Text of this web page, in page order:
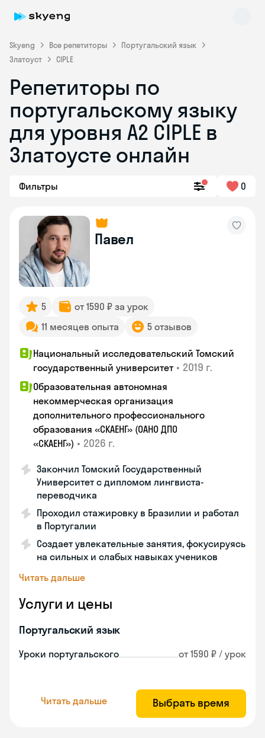
Skyeng Все репетиторы
Португальский язык
Златоуст
CIPLE
Репетиторы по
португальскому языку
для уровня A2 CIPLE в
Златоусте онлайн
Фильтры 0
Павел
5
от 1590 ₽ за урок
11 месяцев опыта
5 отзывов
Национальный исследовательский Томский
государственный университет • 2019 г.
Образовательная автономная
некоммерческая организация
дополнительного профессионального
образования «СКАЕНГ» (ОАНО ДПО
«СКАЕНГ») • 2026 г.
Закончил Томский Государственный
Университет с дипломом лингвиста-
переводчика
Проходил стажировку в Бразилии и работал
в Португалии
Создает увлекательные занятия, фокусируясь
на сильных и слабых навыках учеников
Читать дальше
Услуги и цены
Португальский язык
Уроки португальского от 1590 ₽ / урок
Читать дальше Выбрать время
Skyeng Chat
online